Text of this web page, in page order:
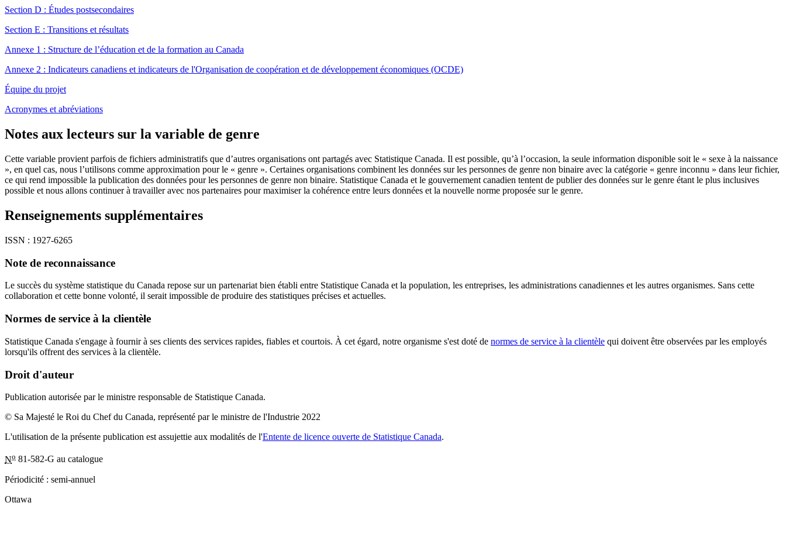
Section D : Études postsecondaires
Section E : Transitions et résultats
Annexe 1 : Structure de l’éducation et de la formation au Canada
Annexe 2 : Indicateurs canadiens et indicateurs de l'Organisation de coopération et de développement économiques (OCDE)
Équipe du projet
Acronymes et abréviations
Notes aux lecteurs sur la variable de genre
Cette variable provient parfois de fichiers administratifs que d’autres organisations ont partagés avec Statistique Canada. Il est possible, qu’à l’occasion, la seule information disponible soit le « sexe à la naissance
», en quel cas, nous l’utilisons comme approximation pour le « genre ». Certaines organisations combinent les données sur les personnes de genre non binaire avec la catégorie « genre inconnu » dans leur fichier,
ce qui rend impossible la publication des données pour les personnes de genre non binaire. Statistique Canada et le gouvernement canadien tentent de publier des données sur le genre étant le plus inclusives
possible et nous allons continuer à travailler avec nos partenaires pour maximiser la cohérence entre leurs données et la nouvelle norme proposée sur le genre.
Renseignements supplémentaires
ISSN : 1927-6265
Note de reconnaissance
Le succès du système statistique du Canada repose sur un partenariat bien établi entre Statistique Canada et la population, les entreprises, les administrations canadiennes et les autres organismes. Sans cette
collaboration et cette bonne volonté, il serait impossible de produire des statistiques précises et actuelles.
Normes de service à la clientèle
Statistique Canada s'engage à fournir à ses clients des services rapides, fiables et courtois. À cet égard, notre organisme s'est doté de normes de service à la clientèle qui doivent être observées par les employés
lorsqu'ils offrent des services à la clientèle.
Droit d'auteur
Publication autorisée par le ministre responsable de Statistique Canada.
© Sa Majesté le Roi du Chef du Canada, représenté par le ministre de l'Industrie 2022
L'utilisation de la présente publication est assujettie aux modalités de l'Entente de licence ouverte de Statistique Canada.
No 81-582-G au catalogue
Périodicité : semi-annuel
Ottawa